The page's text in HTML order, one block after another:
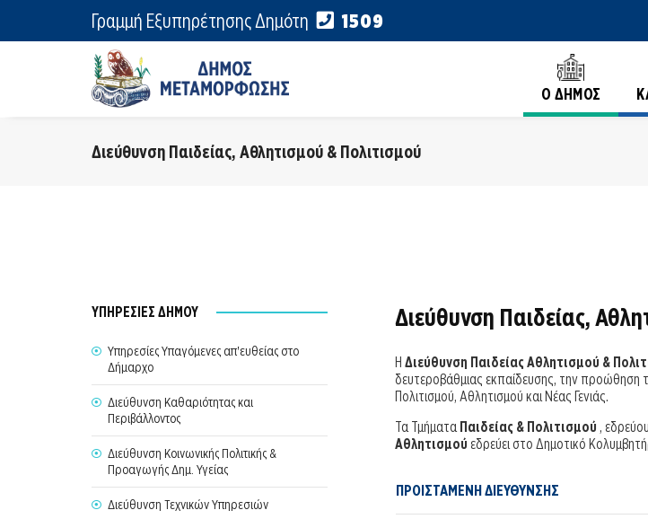
Γραμμή Εξυπηρέτησης Δημότη 1509
Ο ΔΗΜΟΣ
Διεύθυνση Παιδείας, Αθλητισμού & Πολιτισμού
Διεύθυνση Παιδείας,
Η Διεύθυνση Παιδείας Αθλητισμού &
δευτεροβάθμιας εκπαίδευσης, την
Πολιτισμού, Αθλητισμού και Νέας Γενιάς.
Τα ΤμήματαΠαιδείας & Πολιτισμού ,
Αθλητισμού εδρεύει στο Δημοτικό
ΠΡΟΙΣΤΑΜΕΝΗ ΔΙΕΥΘΥΝΣΗΣ
ΥΠΗΡΕΣΙΕΣ ΔΗΜΟΥ
Υπηρεσίες Υπαγόμενες απ'ευθείας στο
Δήμαρχο
Διεύθυνση Καθαριότητας και
Περιβάλλοντος
Διεύθυνση Κοινωνικής Πολιτικής &
Προαγωγής Δημ. Υγείας
Διεύθυνση Τεχνικών Υπηρεσιών